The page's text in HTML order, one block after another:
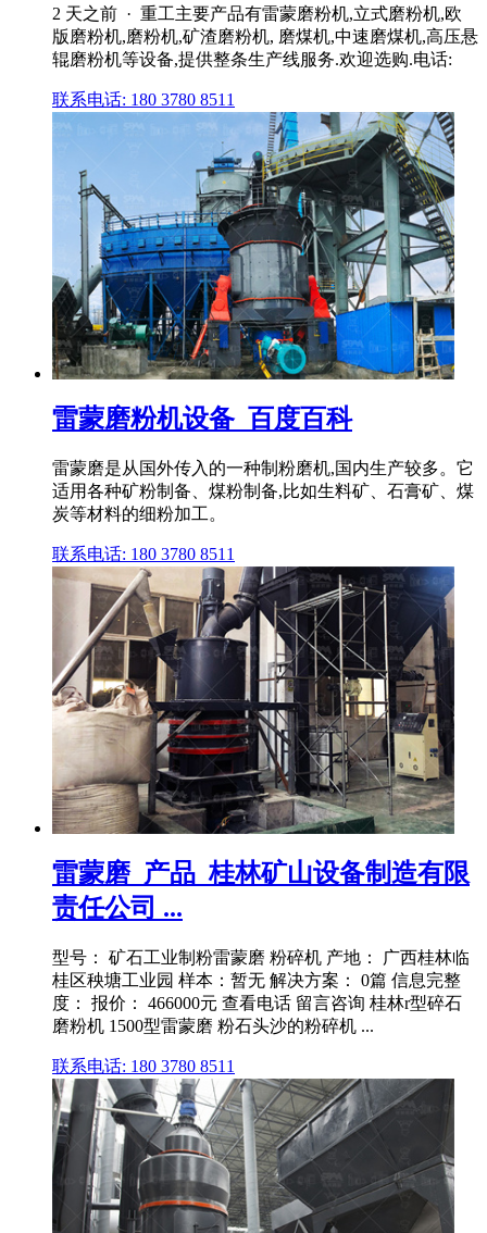
2 天之前 · 重工主要产品有雷蒙磨粉机,立式磨粉机,欧
版磨粉机,磨粉机,矿渣磨粉机, 磨煤机,中速磨煤机,高压悬
辊磨粉机等设备,提供整条生产线服务.欢迎选购.电话:
联系电话: 180 3780 8511
雷蒙磨粉机设备_百度百科
雷蒙磨是从国外传入的一种制粉磨机,国内生产较多。它
适用各种矿粉制备、煤粉制备,比如生料矿、石膏矿、煤
炭等材料的细粉加工。
联系电话: 180 3780 8511
雷蒙磨_产品_桂林矿山设备制造有限
责任公司 ...
型号： 矿石工业制粉雷蒙磨 粉碎机 产地： 广西桂林临
桂区秧塘工业园 样本：暂无 解决方案： 0篇 信息完整
度： 报价： 466000元 查看电话 留言咨询 桂林r型碎石
磨粉机 1500型雷蒙磨 粉石头沙的粉碎机 ...
联系电话: 180 3780 8511